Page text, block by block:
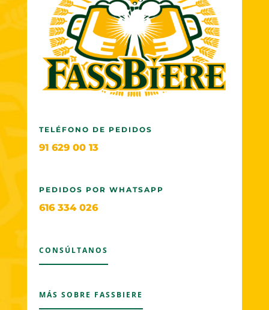
TELÉFONO DE PEDIDOS
91 629 00 13
PEDIDOS POR WHATSAPP
616 334 026
CONSÚLTANOS
MÁS SOBRE FASSBIERE